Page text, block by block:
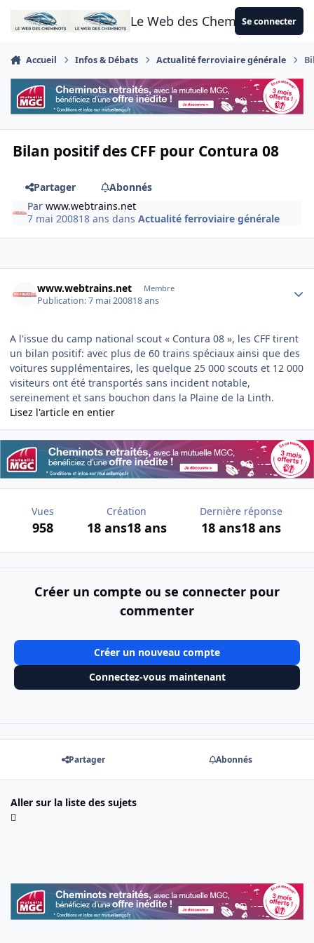
Aller au contenu
Le Web des CheminotsSe connecter
Accueil Infos & Débats Actualité ferroviaire générale
Bilan positif des CFF pour Contura 08
Partager
Abonnés
Parwww.webtrains.net
7 mai 200818 ans dansActualité ferroviaire générale
www.webtrains.net Membre
Publication:7 mai 200818 ans
A l'issue du camp national scout « Contura 08 », les CFF tirent
un bilan positif: avec plus de 60 trains spéciaux ainsi que des
voitures supplémentaires, les quelque 25 000 scouts et 12 000
visiteurs ont été transportés sans incident notable,
sereinement et sans bouchon dans la Plaine de la Linth.
Lisez l'article en entier
Vues
958
Création
18 ans18 ans
Dernière réponse
18 ans18 ans
Créer un compte ou se connecter pour
commenter
Créer un nouveau compte
Connectez-vous maintenant
Partager Abonnés
Aller sur la liste des sujets